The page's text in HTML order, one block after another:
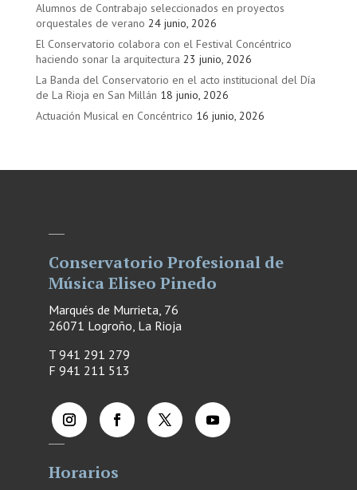
Alumnos de Contrabajo seleccionados en proyectos
orquestales de verano 24 junio, 2026
El Conservatorio colabora con el Festival Concéntrico
haciendo sonar la arquitectura 23 junio, 2026
La Banda del Conservatorio en el acto institucional del Día
de La Rioja en San Millán 18 junio, 2026
Actuación Musical en Concéntrico 16 junio, 2026
Conservatorio Profesional de
Música Eliseo Pinedo
Marqués de Murrieta, 76
26071 Logroño, La Rioja
T 941 291 279
F 941 211 513
Horarios